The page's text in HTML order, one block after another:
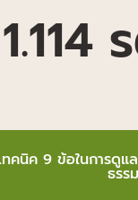
ทคนิค 9 ข้อในการดูแ
ธรรม